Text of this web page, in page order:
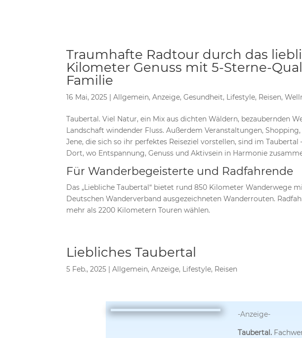
Traumhafte Radtour durch das
Kilometer Genuss mit 5-Sterne-
Familie
16 Mai, 2025 |Allgemein,Anzeige,Gesundheit, Lifestyle, Reisen,
Taubertal. Viel Natur, ein Mix aus dichten Wäldern, bezaubernden
Landschaft windender Fluss. Außerdem Veranstaltungen,
Jene, die sich so ihr perfektes Reiseziel vorstellen, sind im
Dort, wo Entspannung, Genuss und Aktivsein in Harmonie
Für Wanderbegeisterte und Radfahrende
Das „Liebliche Taubertal“ bietet rund 850 Kilometer Wanderwege
Deutschen Wanderverband ausgezeichneten Wanderrouten.
mehr als 2200 Kilometern Touren wählen.
Liebliches Taubertal
5 Feb., 2025 |Allgemein,Anzeige, Lifestyle, Reisen
-Anzeige-
Taubertal.